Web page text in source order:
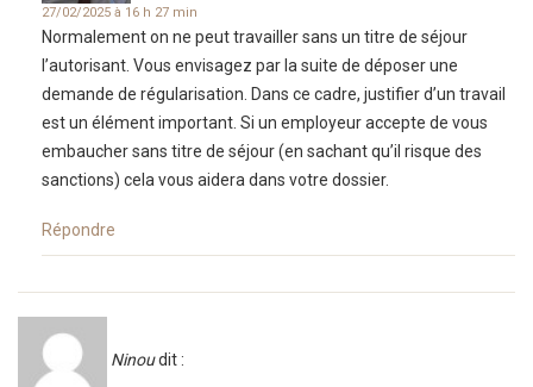
27/02/2025 à 16 h 27 min
Normalement on ne peut travailler sans un titre de séjour
l’autorisant. Vous envisagez par la suite de déposer une
demande de régularisation. Dans ce cadre, justifier d’un travail
est un élément important. Si un employeur accepte de vous
embaucher sans titre de séjour (en sachant qu’il risque des
sanctions) cela vous aidera dans votre dossier.
Répondre
Ninoudit :